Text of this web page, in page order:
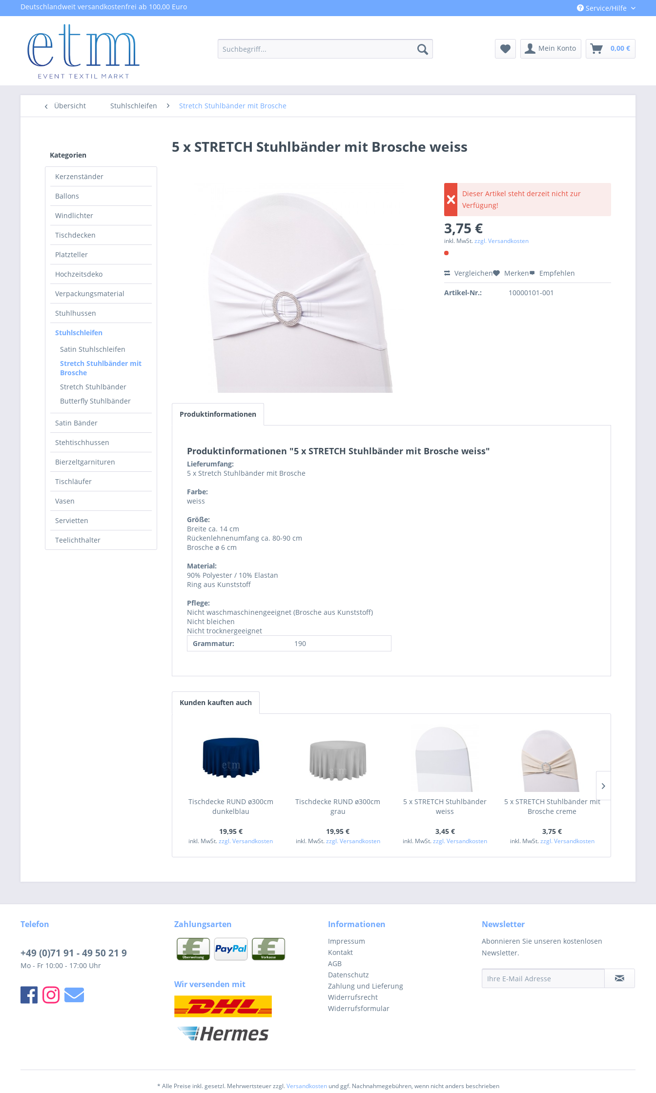
Deutschlandweit versandkostenfrei ab 100,00 Euro Service/Hilfe
Mein Konto 0,00 €
Übersicht Stuhlschleifen Stretch Stuhlbänder mit Brosche
Kategorien
Kerzenständer
Ballons
Windlichter
Tischdecken
Platzteller
Hochzeitsdeko
Verpackungsmaterial
Stuhlhussen
Stuhlschleifen
Satin Stuhlschleifen
Stretch Stuhlbänder mit
Brosche
Stretch Stuhlbänder
Butterfly Stuhlbänder
Satin Bänder
Stehtischhussen
Bierzeltgarnituren
Tischläufer
Vasen
Servietten
Teelichthalter
5 x STRETCH Stuhlbänder mit Brosche weiss
Dieser Artikel steht derzeit nicht zur
Verfügung!
3,75 €
inkl. MwSt.zzgl. Versandkosten
Vergleichen Merken Empfehlen
Artikel-Nr.: 10000101-001
Produktinformationen
Produktinformationen "5 x STRETCH Stuhlbänder mit Brosche weiss"
Lieferumfang:
5 x Stretch Stuhlbänder mit Brosche
Farbe:
weiss
Größe:
Breite ca. 14 cm
Rückenlehnenumfang ca. 80-90 cm
Brosche ø 6 cm
Material:
90% Polyester / 10% Elastan
Ring aus Kunststoff
Pflege:
Nicht waschmaschinengeeignet (Brosche aus Kunststoff)
Nicht bleichen
Nicht trocknergeeignet
Grammatur:
190
Kunden kauften auch
Tischdecke RUND ø300cm
dunkelblau
19,95 €
inkl. MwSt.zzgl. Versandkosten
Tischdecke RUND ø300cm
grau
19,95 €
inkl. MwSt.zzgl. Versandkosten
5 x STRETCH Stuhlbänder
weiss
3,45 €
inkl. MwSt.zzgl. Versandkosten
5 x STRETCH Stuhlbänder mit
Brosche creme
3,75 €
inkl. MwSt.zzgl. Versandkosten
Telefon
+49 (0)71 91 - 49 50 21 9
Mo - Fr 10:00 - 17:00 Uhr
Zahlungsarten
Wir versenden mit
Informationen
Impressum
Kontakt
AGB
Datenschutz
Zahlung und Lieferung
Widerrufsrecht
Widerrufsformular
Newsletter
Abonnieren Sie unseren kostenlosen
Newsletter.
* Alle Preise inkl. gesetzl. Mehrwertsteuer zzgl.Versandkostenund ggf. Nachnahmegebühren, wenn nicht anders beschrieben